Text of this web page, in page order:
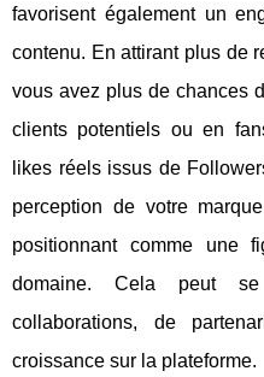
favorisent également un
contenu. En attirant plus de
vous avez plus de chances
clients potentiels ou en
likes réels issus de
perception de votre
positionnant comme une
domaine. Cela peut
collaborations, de
croissance sur la plateforme.